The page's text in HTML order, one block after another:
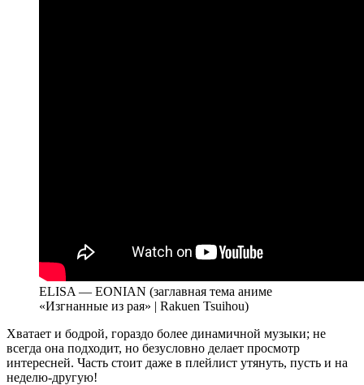
ELISA — EONIAN (заглавная тема аниме
«Изгнанные из рая» | Rakuen Tsuihou)
Хватает и бодрой, гораздо более динамичной музыки; не
всегда она подходит, но безусловно делает просмотр
интересней. Часть стоит даже в плейлист утянуть, пусть и на
неделю-другую!